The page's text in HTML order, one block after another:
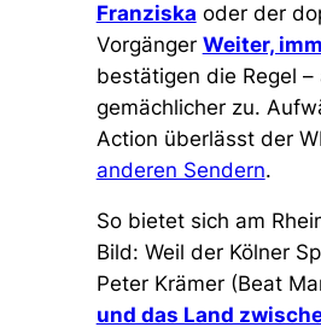
Franziska oder der
Vorgänger Weiter,
bestätigen die Regel –
gemächlicher zu.
Action überlässt der
anderen Sendern.
So bietet sich am
Bild: Weil der Kölner
Peter Krämer (Beat
und das Land